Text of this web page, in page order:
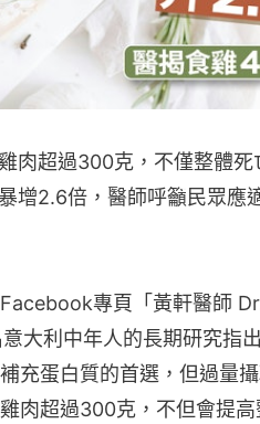
肉超過300克，不僅整體死
增2.6倍，醫師呼籲民眾應
專頁「黃軒醫師
大利中年人的長期研究指
充蛋白質的首選，但過量
肉超過300克，不但會提高